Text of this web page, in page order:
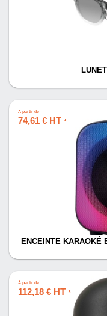
À partir de
74,61 € HT *
ENCEINTE KARAOKÉ
À partir de
112,18 € HT *